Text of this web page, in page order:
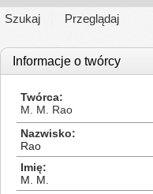
Szukaj Przeglądaj
Informacje o twórcy
Twórca
M. M. Rao
Nazwisko
Rao
Imię
M. M.